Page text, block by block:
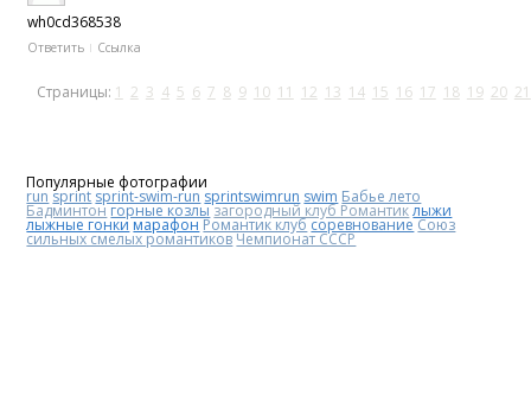
wh0cd368538
Ответить Ссылка
Страницы: 1 2 3 4 5 6 7 8 9 10 11 12 13 14 15 16 17 18 19 20 21
Популярные фотографии
run sprint sprint-swim-run sprintswimrun swim Бабье лето
Бадминтонгорные козлы загородный клуб Романтиклыжи
лыжные гонки марафонРомантик клубсоревнованиеСоюз
сильных смелых романтиковЧемпионат СССР